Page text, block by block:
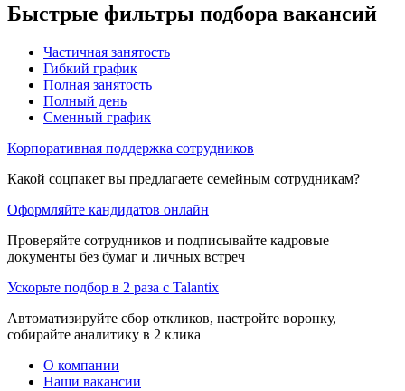
Быстрые фильтры подбора вакансий
Частичная занятость
Гибкий график
Полная занятость
Полный день
Сменный график
Корпоративная поддержка сотрудников
Какой соцпакет вы предлагаете семейным сотрудникам?
Оформляйте кандидатов онлайн
Проверяйте сотрудников и подписывайте кадровые
документы без бумаг и личных встреч
Ускорьте подбор в 2 раза с Talantix
Автоматизируйте сбор откликов, настройте воронку,
собирайте аналитику в 2 клика
О компании
Наши вакансии